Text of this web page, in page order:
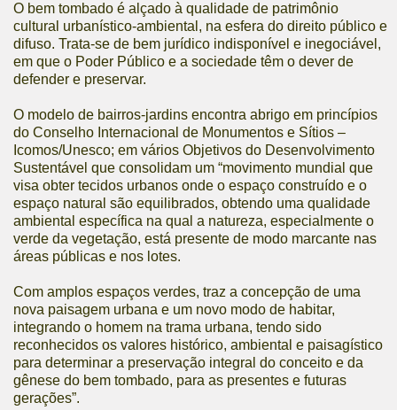
O bem tombado é alçado à qualidade de patrimônio
cultural urbanístico-ambiental, na esfera do direito público e
difuso. Trata-se de bem jurídico indisponível e inegociável,
em que o Poder Público e a sociedade têm o dever de
defender e preservar.
O modelo de bairros-jardins encontra abrigo em princípios
do Conselho Internacional de Monumentos e Sítios –
Icomos/Unesco; em vários Objetivos do Desenvolvimento
Sustentável que consolidam um “movimento mundial que
visa obter tecidos urbanos onde o espaço construído e o
espaço natural são equilibrados, obtendo uma qualidade
ambiental específica na qual a natureza, especialmente o
verde da vegetação, está presente de modo marcante nas
áreas públicas e nos lotes.
Com amplos espaços verdes, traz a concepção de uma
nova paisagem urbana e um novo modo de habitar,
integrando o homem na trama urbana, tendo sido
reconhecidos os valores histórico, ambiental e paisagístico
para determinar a preservação integral do conceito e da
gênese do bem tombado, para as presentes e futuras
gerações”.